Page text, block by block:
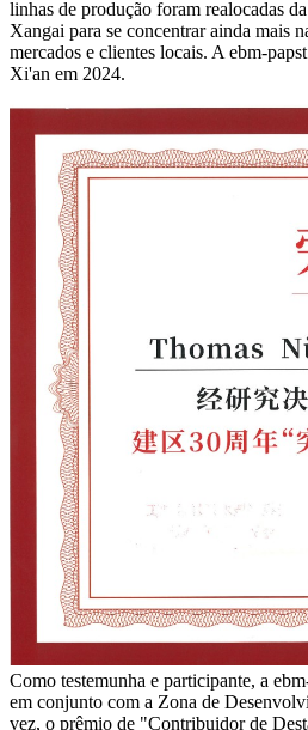
linhas de produção foram realocadas
Xangai para se concentrar ainda mais
mercados e clientes locais. A ebm-
Xi'an em 2024.
Como testemunha e participante, a
em conjunto com a Zona de
vez, o prêmio de "Contribuidor de